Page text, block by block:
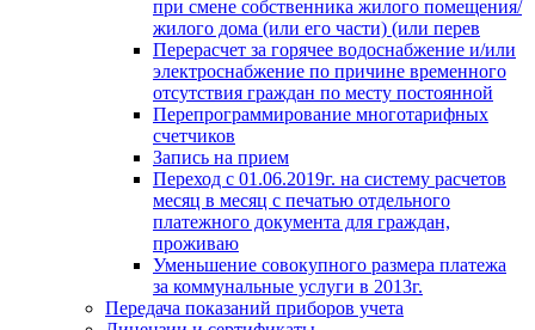
при смене собственника жилого помещения/
жилого дома (или его части) (или перев
Перерасчет за горячее водоснабжение и/или
электроснабжение по причине временного
отсутствия граждан по месту постоянной
Перепрограммирование многотарифных
счетчиков
Запись на прием
Переход с 01.06.2019г. на систему расчетов
месяц в месяц с печатью отдельного
платежного документа для граждан,
проживаю
Уменьшение совокупного размера платежа
за коммунальные услуги в 2013г.
Передача показаний приборов учета